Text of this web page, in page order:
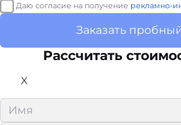
Даю согласие на получение рекламно-
Заказать
Рассчитать
X